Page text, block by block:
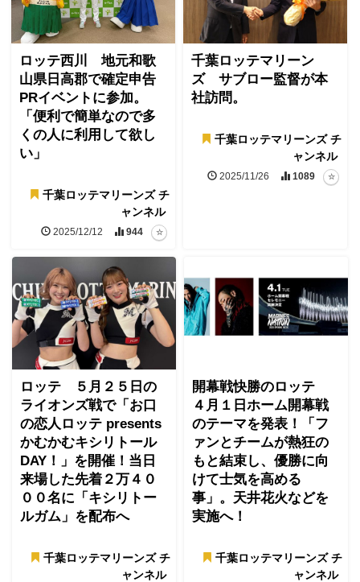
ロッテ西川 地元和歌
山県日高郡で確定申告
PRイベントに参加。
「便利で簡単なので多
くの人に利用して欲し
い」
千葉ロッテマリーンズ チ
ャンネル
2025/12/12 944
千葉ロッテマリーン
ズ サブロー監督が本
社訪問。
千葉ロッテマリーンズ チ
ャンネル
2025/11/26 1089
ロッテ ５月２５日の
ライオンズ戦で「お口
の恋人ロッテ presents
かむかむキシリトール
DAY！」を開催！当日
来場した先着２万４０
００名に「キシリトー
ルガム」を配布へ
千葉ロッテマリーンズ チ
ャンネル
開幕戦快勝のロッテ
４月１日ホーム開幕戦
のテーマを発表！「フ
ァンとチームが熱狂の
もと結束し、優勝に向
けて士気を高める
事」。天井花火などを
実施へ！
千葉ロッテマリーンズ チ
ャンネル